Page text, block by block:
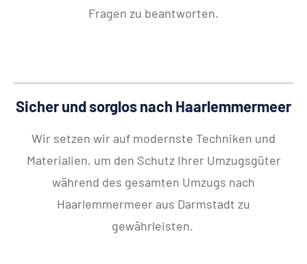
Fragen zu beantworten.
Sicher und sorglos nach Haarlemmermeer
Wir setzen wir auf modernste Techniken und
Materialien, um den Schutz Ihrer Umzugsgüter
während des gesamten Umzugs nach
Haarlemmermeer aus Darmstadt zu
gewährleisten.